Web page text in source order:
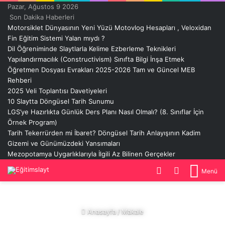
Pazar, Ağustos 9 2026
Son Dakika Haberleri
Motorsiklet Dünyasının Yeni Yüzü Motovlog Hesapları , Veloxidan
Fin Eğitim Sistemi Yalan mıydı ?
Dil Öğreniminde Slaytlarla Kelime Ezberleme Teknikleri
Yapılandırmacılık (Constructivism) Sınıfta Bilgi İnşa Etmek
Öğretmen Dosyası Evrakları 2025-2026 Tam ve Güncel MEB
Rehberi
2025 Veli Toplantısı Davetiyeleri
10 Slaytta Döngüsel Tarih Sunumu
LGS’ye Hazırlıkta Günlük Ders Planı Nasıl Olmalı? (8. Sınıflar İçin
Örnek Program)
Tarih Tekerrürden mi İbaret? Döngüsel Tarih Anlayışının Kadim
Gizemi ve Günümüzdeki Yansımaları
Mezopotamya Uygarlıklarıyla İlgili Az Bilinen Gerçekler
Menü
Arama
Dış
Anasayfa/Makale